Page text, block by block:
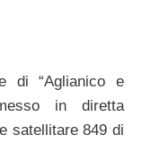
di “Aglianico e
in diretta
satellitare 849 di